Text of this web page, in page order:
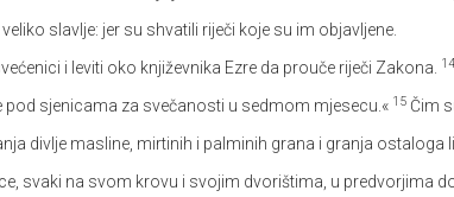
slavlje: jer su shvatili riječi koje su im objavljene.
i leviti oko književnika Ezre da prouče riječi Zakona. 14
sjenicama za svečanosti u sedmom mjesecu.« 15 Čim
divlje masline, mirtinih i palminih grana i granja
svaki na svom krovu i svojim dvorištima, u predvorjima